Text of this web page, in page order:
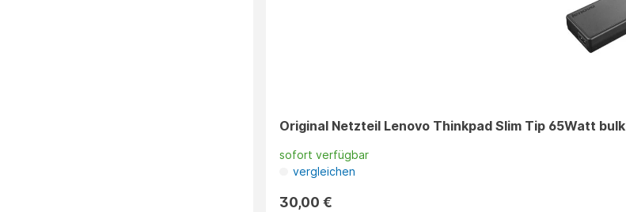
Original Netzteil Lenovo Thinkpad Slim Tip 65Watt bulk
sofort verfügbar
vergleichen
30,00 €